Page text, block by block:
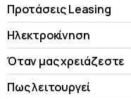
Προτάσεις Leasing
Ηλεκτροκίνηση
Όταν μας χρειάζεστε
Πως λειτουργεί